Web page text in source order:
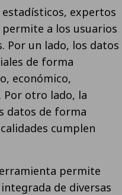
expertos
a los usuarios
Por un lado, los datos
de forma
económico,
Por otro lado, la
datos de forma
cumplen
permite
de diversas